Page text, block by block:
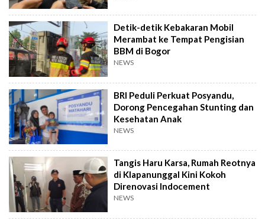
Detik-detik Kebakaran Mobil
Merambat ke Tempat Pengisian
BBM di Bogor
NEWS
BRI Peduli Perkuat Posyandu,
Dorong Pencegahan Stunting dan
Kesehatan Anak
NEWS
Tangis Haru Karsa, Rumah Reotnya
di Klapanunggal Kini Kokoh
Direnovasi Indocement
NEWS